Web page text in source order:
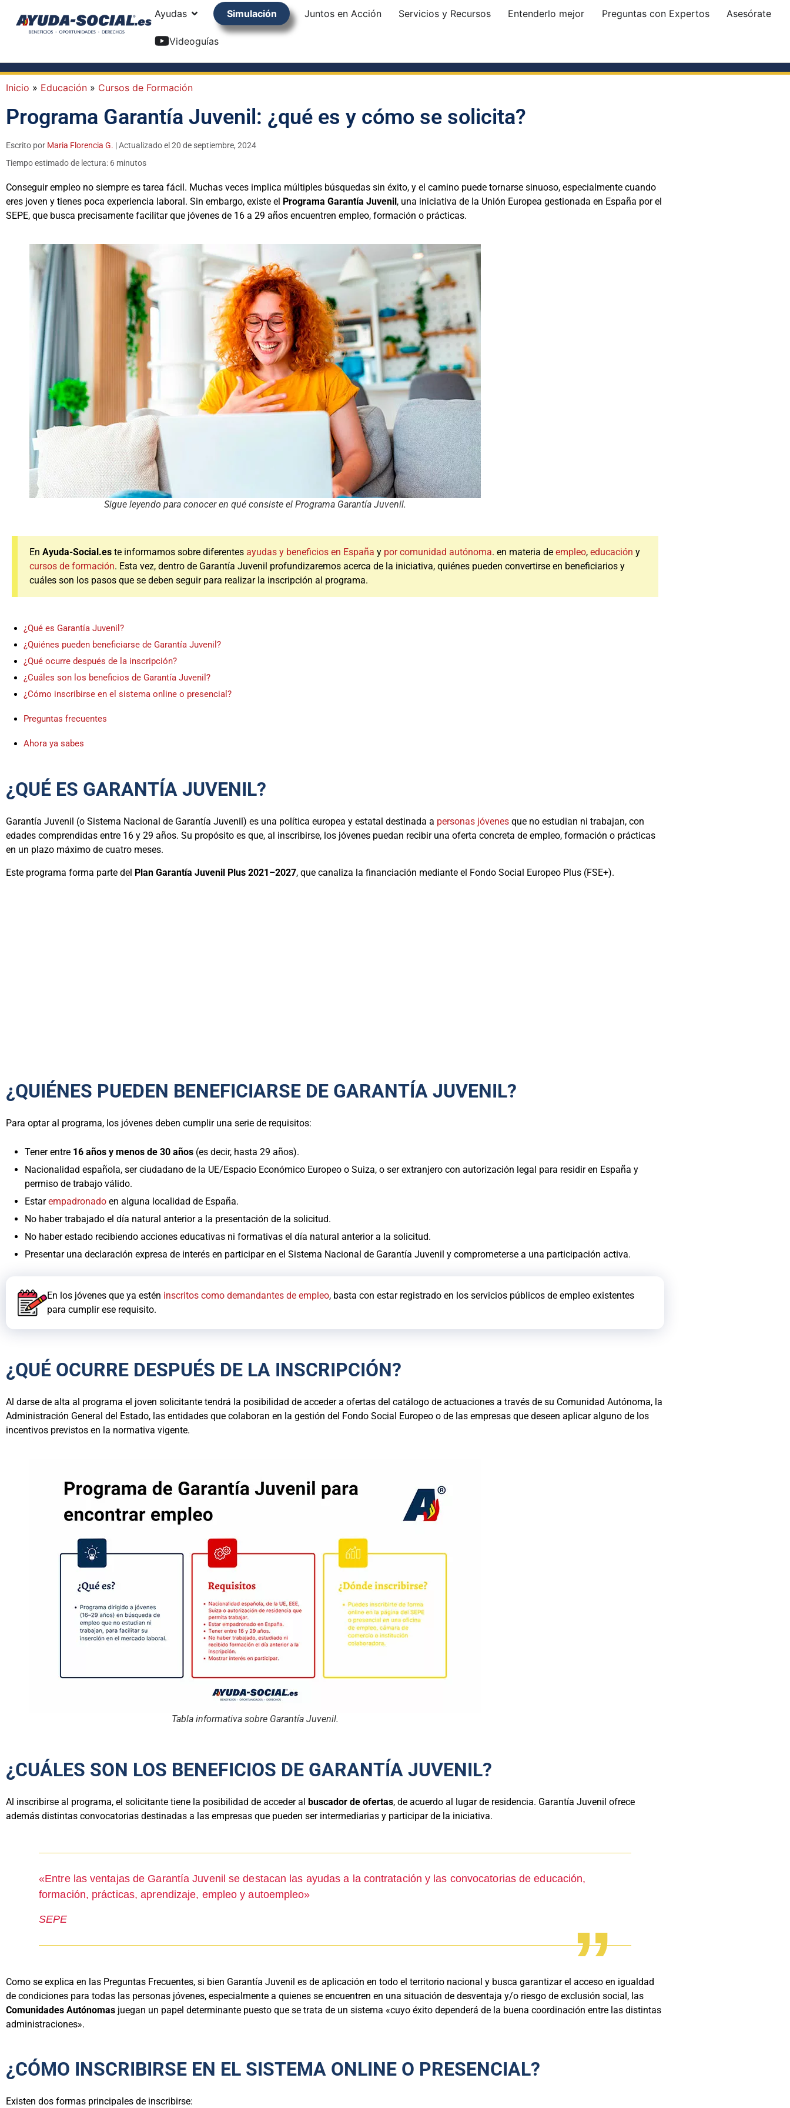
Ayudas Simulación Juntos en Acción Servicios y Recursos Entenderlo mejor Preguntas con Expertos Asesórate
Videoguías
Inicio » Educación » Cursos de Formación
Programa Garantía Juvenil: ¿qué es y cómo se solicita?
Escrito por Maria Florencia G. | Actualizado el 20 de septiembre, 2024
Tiempo estimado de lectura: 6 minutos
Conseguir empleo no siempre es tarea fácil. Muchas veces implica múltiples búsquedas sin éxito, y el camino puede tornarse sinuoso, especialmente cuando
eres joven y tienes poca experiencia laboral. Sin embargo, existe el Programa Garantía Juvenil , una iniciativa de la Unión Europea gestionada en España por el
SEPE, que busca precisamente facilitar que jóvenes de 16 a 29 años encuentren empleo, formación o prácticas.
Sigue leyendo para conocer en qué consiste el Programa Garantía Juvenil.
En Ayuda-Social.es te informamos sobre diferentes ayudas y beneficios en España y por comunidad autónoma. en materia de empleo, educación y
cursos de formación. Esta vez, dentro de Garantía Juvenil profundizaremos acerca de la iniciativa, quiénes pueden convertirse en beneficiarios y
cuáles son los pasos que se deben seguir para realizar la inscripción al programa.
¿Qué es Garantía Juvenil?
¿Quiénes pueden beneficiarse de Garantía Juvenil?
¿Qué ocurre después de la inscripción?
¿Cuáles son los beneficios de Garantía Juvenil?
¿Cómo inscribirse en el sistema online o presencial?
Preguntas frecuentes
Ahora ya sabes
¿QUÉ ES GARANTÍA JUVENIL?
Garantía Juvenil (o Sistema Nacional de Garantía Juvenil) es una política europea y estatal destinada a personas jóvenes que no estudian ni trabajan, con
edades comprendidas entre 16 y 29 años. Su propósito es que, al inscribirse, los jóvenes puedan recibir una oferta concreta de empleo, formación o prácticas
en un plazo máximo de cuatro meses.
Este programa forma parte del Plan Garantía Juvenil Plus 2021–2027, que canaliza la financiación mediante el Fondo Social Europeo Plus (FSE+).
¿QUIÉNES PUEDEN BENEFICIARSE DE GARANTÍA JUVENIL?
Para optar al programa, los jóvenes deben cumplir una serie de requisitos:
Tener entre 16 años y menos de 30 años (es decir, hasta 29 años).
Nacionalidad española, ser ciudadano de la UE/Espacio Económico Europeo o Suiza, o ser extranjero con autorización legal para residir en España y
permiso de trabajo válido.
Estarempadronado en alguna localidad de España.
No haber trabajado el día natural anterior a la presentación de la solicitud.
No haber estado recibiendo acciones educativas ni formativas el día natural anterior a la solicitud.
Presentar una declaración expresa de interés en participar en el Sistema Nacional de Garantía Juvenil y comprometerse a una participación activa.
En los jóvenes que ya estén inscritos como demandantes de empleo, basta con estar registrado en los servicios públicos de empleo existentes
para cumplir ese requisito.
¿QUÉ OCURRE DESPUÉS DE LA INSCRIPCIÓN?
Al darse de alta al programa el joven solicitante tendrá la posibilidad de acceder a ofertas del catálogo de actuaciones a través de su Comunidad Autónoma, la
Administración General del Estado, las entidades que colaboran en la gestión del Fondo Social Europeo o de las empresas que deseen aplicar alguno de los
incentivos previstos en la normativa vigente.
Tabla informativa sobre Garantía Juvenil.
¿CUÁLES SON LOS BENEFICIOS DE GARANTÍA JUVENIL?
Al inscribirse al programa, el solicitante tiene la posibilidad de acceder al buscador de ofertas, de acuerdo al lugar de residencia. Garantía Juvenil ofrece
además distintas convocatorias destinadas a las empresas que pueden ser intermediarias y participar de la iniciativa.
«Entre las ventajas de Garantía Juvenil se destacan las ayudas a la contratación y las convocatorias de educación,
formación, prácticas, aprendizaje, empleo y autoempleo»
SEPE
Como se explica en las Preguntas Frecuentes, si bien Garantía Juvenil es de aplicación en todo el territorio nacional y busca garantizar el acceso en igualdad
de condiciones para todas las personas jóvenes, especialmente a quienes se encuentren en una situación de desventaja y/o riesgo de exclusión social, las
Comunidades Autónomas juegan un papel determinante puesto que se trata de un sistema «cuyo éxito dependerá de la buena coordinación entre las distintas
administraciones».
¿CÓMO INSCRIBIRSE EN EL SISTEMA ONLINE O PRESENCIAL?
Existen dos formas principales de inscribirse: